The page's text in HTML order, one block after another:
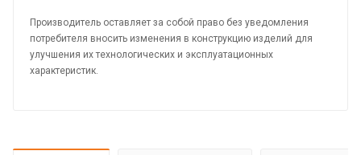
Производитель оставляет за собой право без уведомления
потребителя вносить изменения в конструкцию изделий для
улучшения их технологических и эксплуатационных
характеристик.